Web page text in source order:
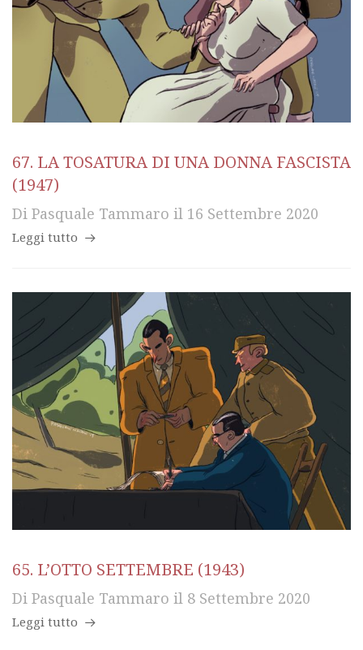
67. LA TOSATURA DI UNA DONNA FASCISTA
(1947)
Di Pasquale Tammaro il 16 Settembre 2020
Leggi tutto
65. L’OTTO SETTEMBRE (1943)
Di Pasquale Tammaro il 8 Settembre 2020
Leggi tutto